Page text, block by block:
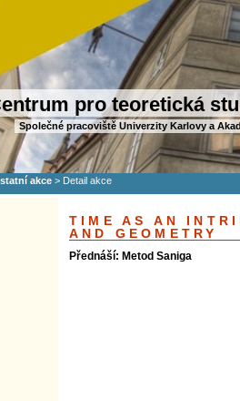
pro teoretická
Společné pracoviště Univerzity Karlovy a
akce > Detail akce
TIME AS AN
AND GEOMETRY
Přednáší: Metod Saniga